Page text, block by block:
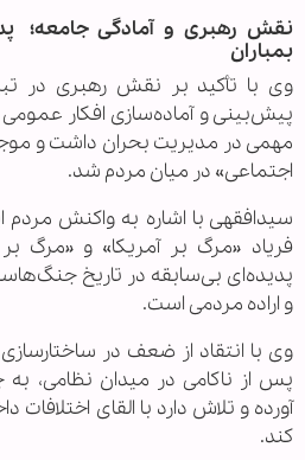
نقش رهبری و آمادگی جامعه؛
بمباران
وی با تأکید بر نقش رهبری در
پیش‌بینی و آماده‌سازی افکار
مهمی در مدیریت بحران داشت و
اجتماعی» در میان مردم شد.
سیدافقهی با اشاره به واکنش
فریاد «مرگ بر آمریکا» و «مرگ بر
پدیده‌ای بی‌سابقه در تاریخ
و اراده مردمی است.
وی با انتقاد از ضعف در
پس از ناکامی در میدان نظامی، به
آورده و تلاش دارد با القای اختلافات
کند.